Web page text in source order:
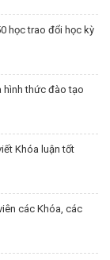
học trao đổi học kỳ
hình thức đào tạo
Khóa luận tốt
các Khóa, các